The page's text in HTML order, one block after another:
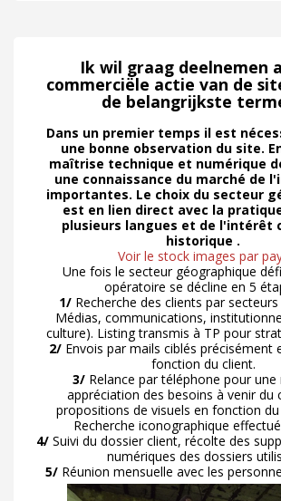
Ik wil graag deelnemen
commerciële actie van de
de belangrijkste
Dans un premier temps il est
une bonne observation du site.
maîtrise technique et numérique
une connaissance du marché de
importantes. Le choix du secteur
est en lien direct avec la
plusieurs langues et de l'intérêt
historique .
Voir le stock images par
Une fois le secteur géographique
opératoire se décline en 5
1/ Recherche des clients par
Médias, communications,
culture). Listing transmis à TP pour
2/ Envois par mails ciblés précisément
fonction du client.
3/ Relance par téléphone pour une
appréciation des besoins à venir du
propositions de visuels en fonction
Recherche iconographique
4/Suivi du dossier client, récolte des
numériques des dossiers
5/ Réunion mensuelle avec les